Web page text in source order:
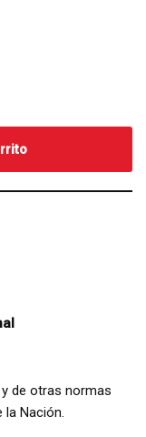
de otras normas
la Nación.